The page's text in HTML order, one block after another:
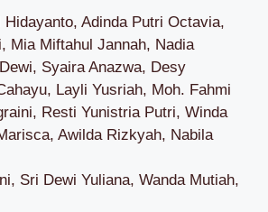
Hidayanto, Adinda Putri Octavia,
Mia Miftahul Jannah, Nadia
Syaira Anazwa, Desy
Layli Yusriah, Moh. Fahmi
Resti Yunistria Putri, Winda
Awilda Rizkyah, Nabila
Sri Dewi Yuliana, Wanda Mutiah,